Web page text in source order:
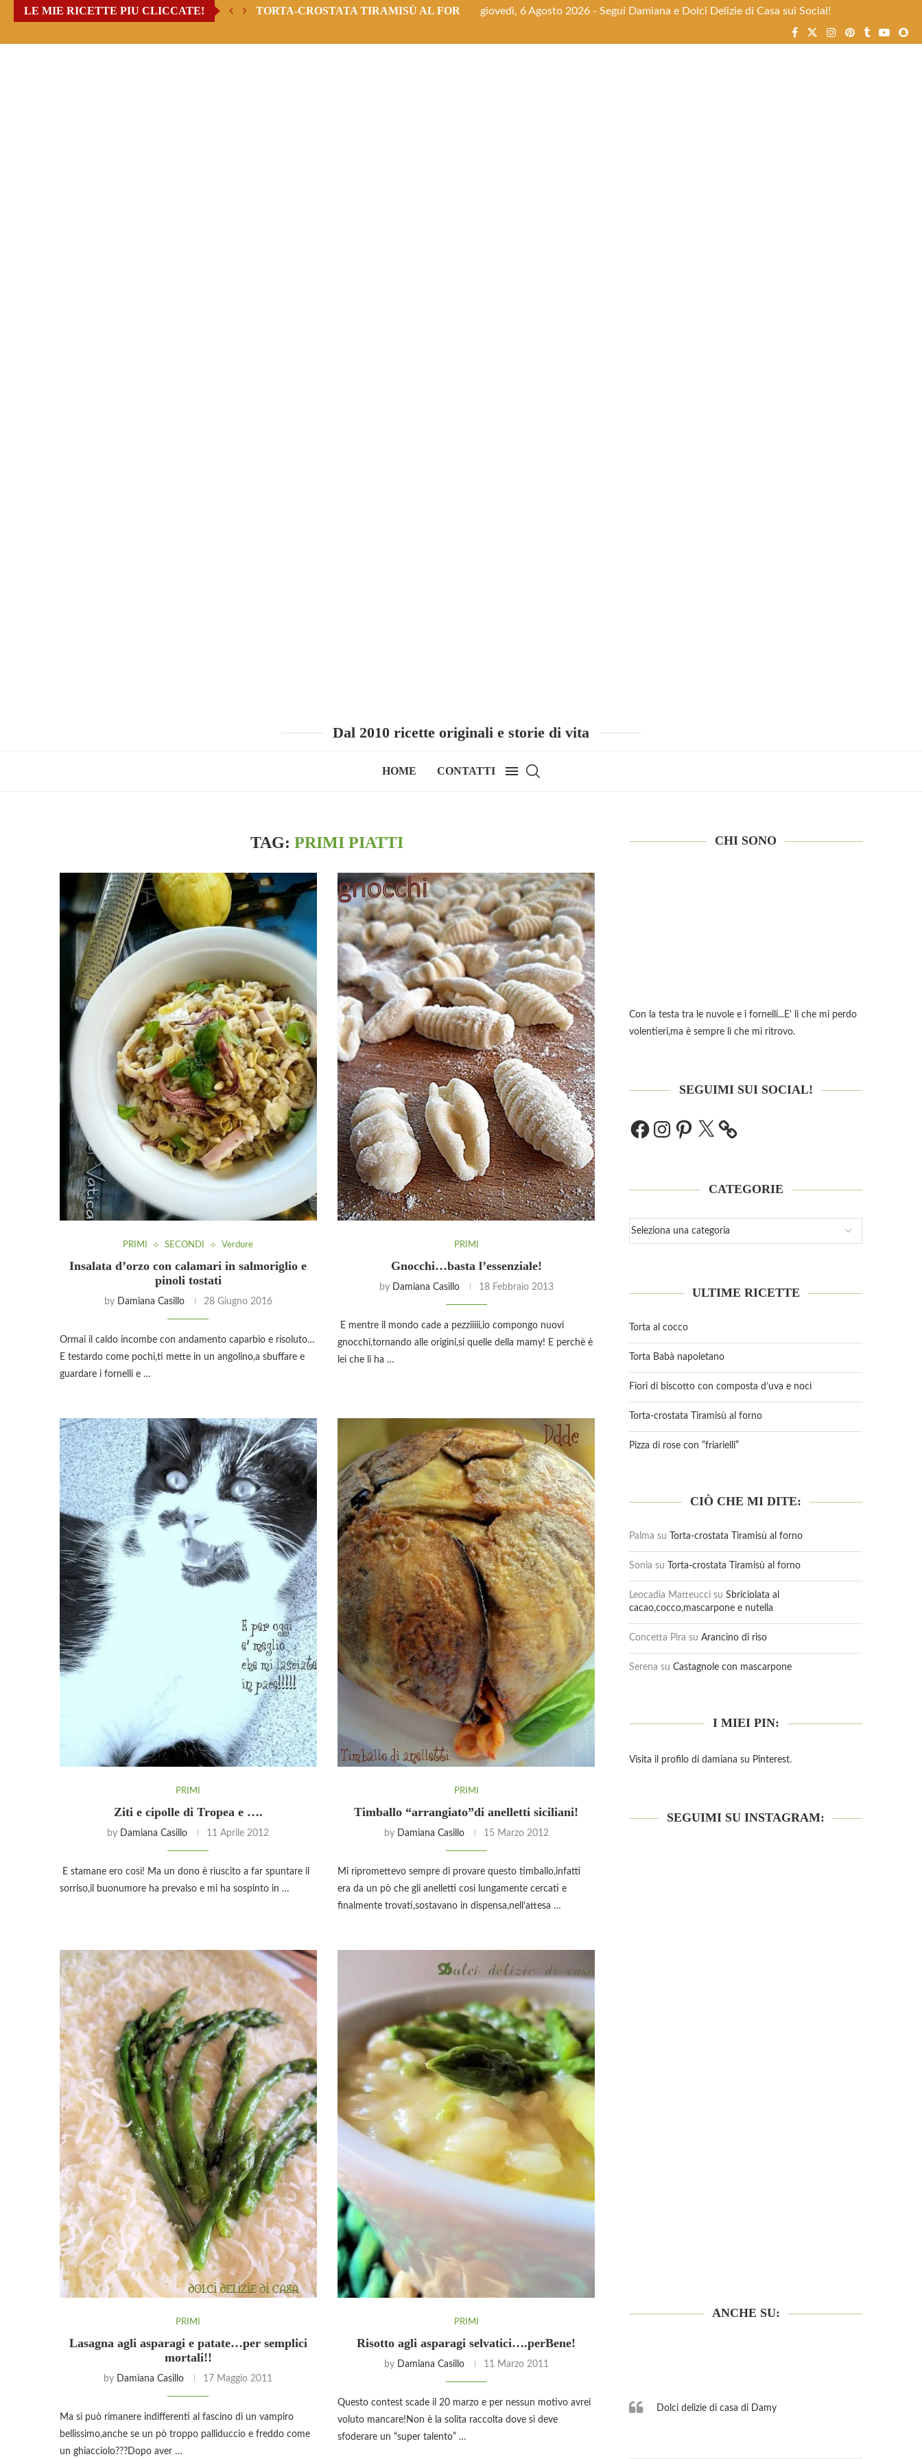
LE MIE RICETTE PIU CLICCATE! TORTA-CROSTATA TIRAMISÙ AL FORNO giovedì, 6 Agosto 2026 - Segui Damiana e Dolci Delizie di Casa sui Social!
Dal 2010 ricette originali e storie di vita
HOME CONTATTI
TAG:PRIMI PIATTI
PRIMI SECONDI Verdure
Insalata d’orzo con calamari in salmoriglio e
pinoli tostati
by Damiana Casillo 28 Giugno 2016
Ormai il caldo incombe con andamento caparbio e risoluto…
E testardo come pochi,ti mette in un angolino,a sbuffare e
guardare i fornelli e …
PRIMI
Gnocchi…basta l’essenziale!
by Damiana Casillo 18 Febbraio 2013
E mentre il mondo cade a pezziiiii,io compongo nuovi
gnocchi,tornando alle origini,si quelle della mamy! E perchè è
lei che li ha …
PRIMI
Ziti e cipolle di Tropea e ….
by Damiana Casillo 11 Aprile 2012
E stamane ero così! Ma un dono è riuscito a far spuntare il
sorriso,il buonumore ha prevalso e mi ha sospinto in …
PRIMI
Timballo “arrangiato”di anelletti siciliani!
by Damiana Casillo 15 Marzo 2012
Mi ripromettevo sempre di provare questo timballo,infatti
era da un pò che gli anelletti così lungamente cercati e
finalmente trovati,sostavano in dispensa,nell’attesa …
PRIMI
Lasagna agli asparagi e patate…per semplici
mortali!!
by Damiana Casillo 17 Maggio 2011
Ma si può rimanere indifferenti al fascino di un vampiro
bellissimo,anche se un pò troppo palliduccio e freddo come
un ghiacciolo???Dopo aver …
PRIMI
Risotto agli asparagi selvatici….perBene!
by Damiana Casillo 11 Marzo 2011
Questo contest scade il 20 marzo e per nessun motivo avrei
voluto mancare!Non è la solita raccolta dove si deve
sfoderare un “super talento” …
CHI SONO
Con la testa tra le nuvole e i fornelli...E' li che mi perdo
volentieri,ma è sempre lì che mi ritrovo.
SEGUIMI SUI SOCIAL!
CATEGORIE
ULTIME RICETTE
Torta al cocco
Torta Babà napoletano
Fiori di biscotto con composta d’uva e noci
Torta-crostata Tiramisù al forno
Pizza di rose con “friarielli”
CIÒ CHE MI DITE:
Palma su Torta-crostata Tiramisù al forno
Sonia su Torta-crostata Tiramisù al forno
Leocadia Matteucci su Sbriciolata al
cacao,cocco,mascarpone e nutella
Concetta Pira su Arancino di riso
Serena su Castagnole con mascarpone
I MIEI PIN:
Visita il profilo di damiana su Pinterest.
SEGUIMI SU INSTAGRAM:
ANCHE SU:
Dolci delizie di casa di Damy